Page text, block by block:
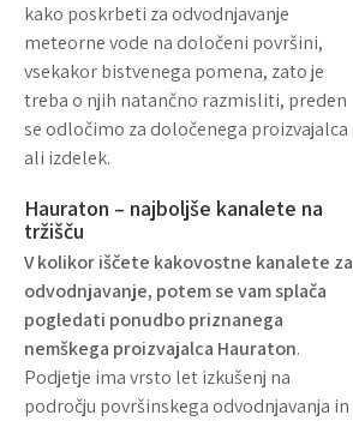
kako poskrbeti za odvodnjavanje
meteorne vode na določeni površini,
vsekakor bistvenega pomena, zato je
treba o njih natančno razmisliti, preden
se odločimo za določenega proizvajalca
ali izdelek.
Hauraton – najboljše kanalete na
tržišču
V kolikor iščete kakovostne kanalete za
odvodnjavanje, potem se vam splača
pogledati ponudbo priznanega
nemškega proizvajalca Hauraton.
Podjetje ima vrsto let izkušenj na
področju površinskega odvodnjavanja in